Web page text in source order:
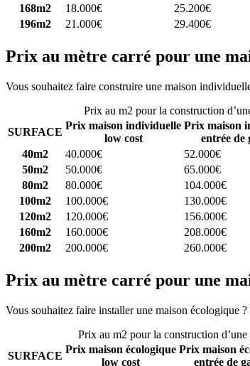
168m2
18.000€ 25.200€
196m2
21.000€ 29.400€
Prix au mètre carré pour une
Vous souhaitez faire construire une maison
Prix au m2 pour la construction
SURFACE
Prix maison individuelle
low cost
Prix maison
entrée de
40m2
40.000€ 52.000€
50m2
50.000€ 65.000€
80m2
80.000€ 104.000€
100m2
100.000€ 130.000€
120m2
120.000€ 156.000€
160m2
160.000€ 208.000€
200m2
200.000€ 260.000€
Prix au mètre carré pour une
Vous souhaitez faire installer une maison écologique ?
Prix au m2 pour la construction
SURFACE
Prix maison écologique
low cost
Prix maison
entrée de